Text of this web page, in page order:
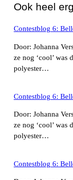
Ook heel
Contestblog 6:
Door: Johanna
ze nog ‘cool’ was
polyester…
Contestblog 6:
Door: Johanna
ze nog ‘cool’ was
polyester…
Contestblog 6: